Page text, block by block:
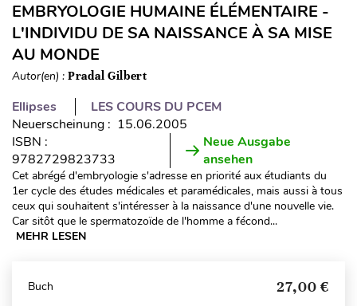
EMBRYOLOGIE HUMAINE ÉLÉMENTAIRE -
L'INDIVIDU DE SA NAISSANCE À SA MISE
AU MONDE
Autor(en) : Pradal Gilbert
Ellipses
LES COURS DU PCEM
Neuerscheinung : 15.06.2005
ISBN :
9782729823733
Neue Ausgabe
ansehen
Cet abrégé d'embryologie s'adresse en priorité aux étudiants du
1er cycle des études médicales et paramédicales, mais aussi à tous
ceux qui souhaitent s'intéresser à la naissance d'une nouvelle vie.
Car sitôt que le spermatozoïde de l'homme a fécond...
MEHR LESEN
Buch 27,00 €